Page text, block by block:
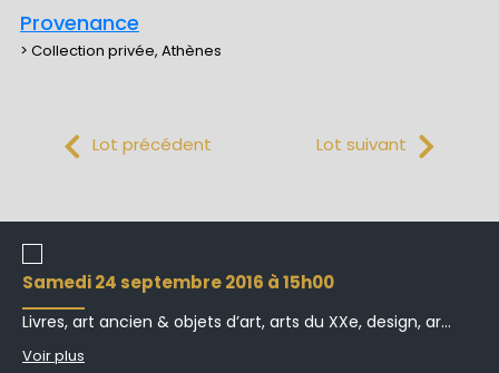
Provenance
> Collection privée, Athènes
Lot précédent Lot suivant
samedi 24 septembre 2016 à 15h00
Livres, art ancien & objets d’art, arts du XXe, design, ar...
Voir plus